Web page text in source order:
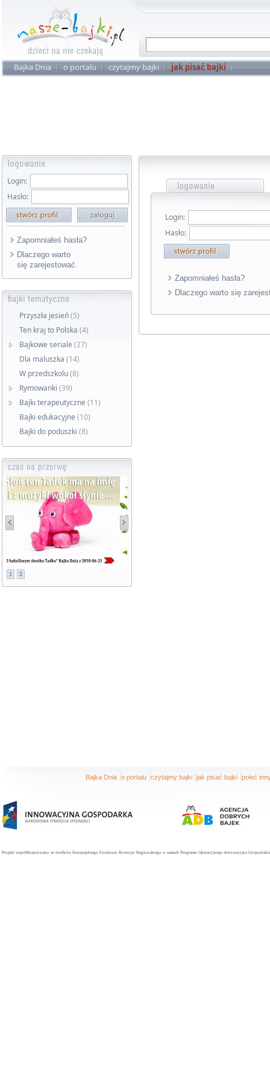
Bajka Dnia o portalu czytajmy bajki jak pisać bajki
Login:
Hasło:
Zapomniałeś hasła?
Dlaczego warto
się zarejestować.
Przyszła jesień(5)
Ten kraj to Polska (4)
Bajkowe seriale (27)
Dla maluszka (14)
W przedszkolu(8)
Rymowanki (39)
Bajki terapeutyczne (11)
Bajki edukacyjne (10)
Bajki do poduszki (8)
1 2
Login:
Hasło:
Zapomniałeś hasła?
Dlaczego warto się
Bajka Dnia o portalu czytajmy bajki jak pisać bajki poleć
Projekt współfinansowany ze środków Europejskiego Funduszu Rozwoju Regionalnego w ramach Programu Operacyjnego Innowacyjna